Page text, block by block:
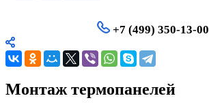
+7 (499) 350-13-00
Монтаж термопанелей